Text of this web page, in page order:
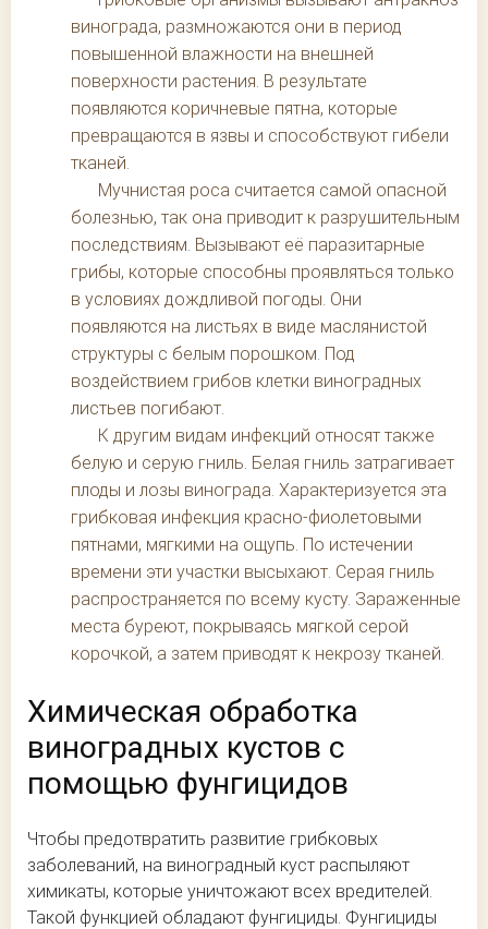
винограда, размножаются они в период
повышенной влажности на внешней
поверхности растения. В результате
появляются коричневые пятна, которые
превращаются в язвы и способствуют гибели
тканей.
Мучнистая роса считается самой опасной
болезнью, так она приводит к разрушительным
последствиям. Вызывают её паразитарные
грибы, которые способны проявляться только
в условиях дождливой погоды. Они
появляются на листьях в виде маслянистой
структуры с белым порошком. Под
воздействием грибов клетки виноградных
листьев погибают.
К другим видам инфекций относят также
белую и серую гниль. Белая гниль затрагивает
плоды и лозы винограда. Характеризуется эта
грибковая инфекция красно-фиолетовыми
пятнами, мягкими на ощупь. По истечении
времени эти участки высыхают. Серая гниль
распространяется по всему кусту. Зараженные
места буреют, покрываясь мягкой серой
корочкой, а затем приводят к некрозу тканей.
Химическая обработка
виноградных кустов с
помощью фунгицидов
Чтобы предотвратить развитие грибковых
заболеваний, на виноградный куст распыляют
химикаты, которые уничтожают всех вредителей.
Такой функцией обладают фунгициды. Фунгициды